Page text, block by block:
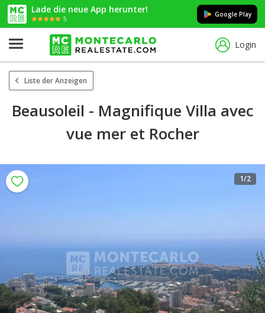
Lade die neue App herunter!
5
Google Play
Login
Liste der Anzeigen
Beausoleil - Magnifique Villa avec
vue mer et Rocher
1/2